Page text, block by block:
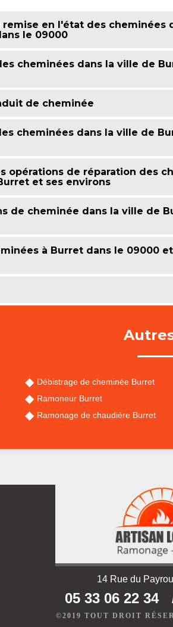
remise en l'état des cheminées
le 09000
cheminées dans la ville de
de cheminée
cheminées dans la ville de
opérations de réparation des
et ses environs
de cheminée dans la ville de
à Burret dans le 09000
Débistrage de cheminée Burret
Ramoneur Burret
Ramonage de chaudière Burret
14 Rue du
05 33 06 22 34
©2019 TOUT DROIT